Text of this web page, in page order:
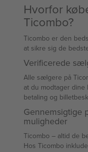
Hvorfor
Ticombo?
Ticombo er den
at sikre sig de
Verificerede
Alle sælgere på
at du modtager
betaling og
Gennemsigtige
muligheder
Ticombo – altid de
Hos Ticombo